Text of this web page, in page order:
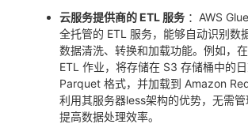
云服务提供商的 ETL 服务 ：AWS
全托管的 ETL 服务，能够自动识别数
数据清洗、转换和加载功能。例如，
ETL 作业，将存储在 S3 存储桶中的
Parquet 格式，并加载到 Amazon
利用其服务器less架构的优势，无需管
提高数据处理效率。